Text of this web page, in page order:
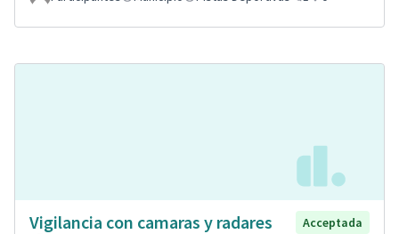
Vigilancia con camaras y radares
Acceptada